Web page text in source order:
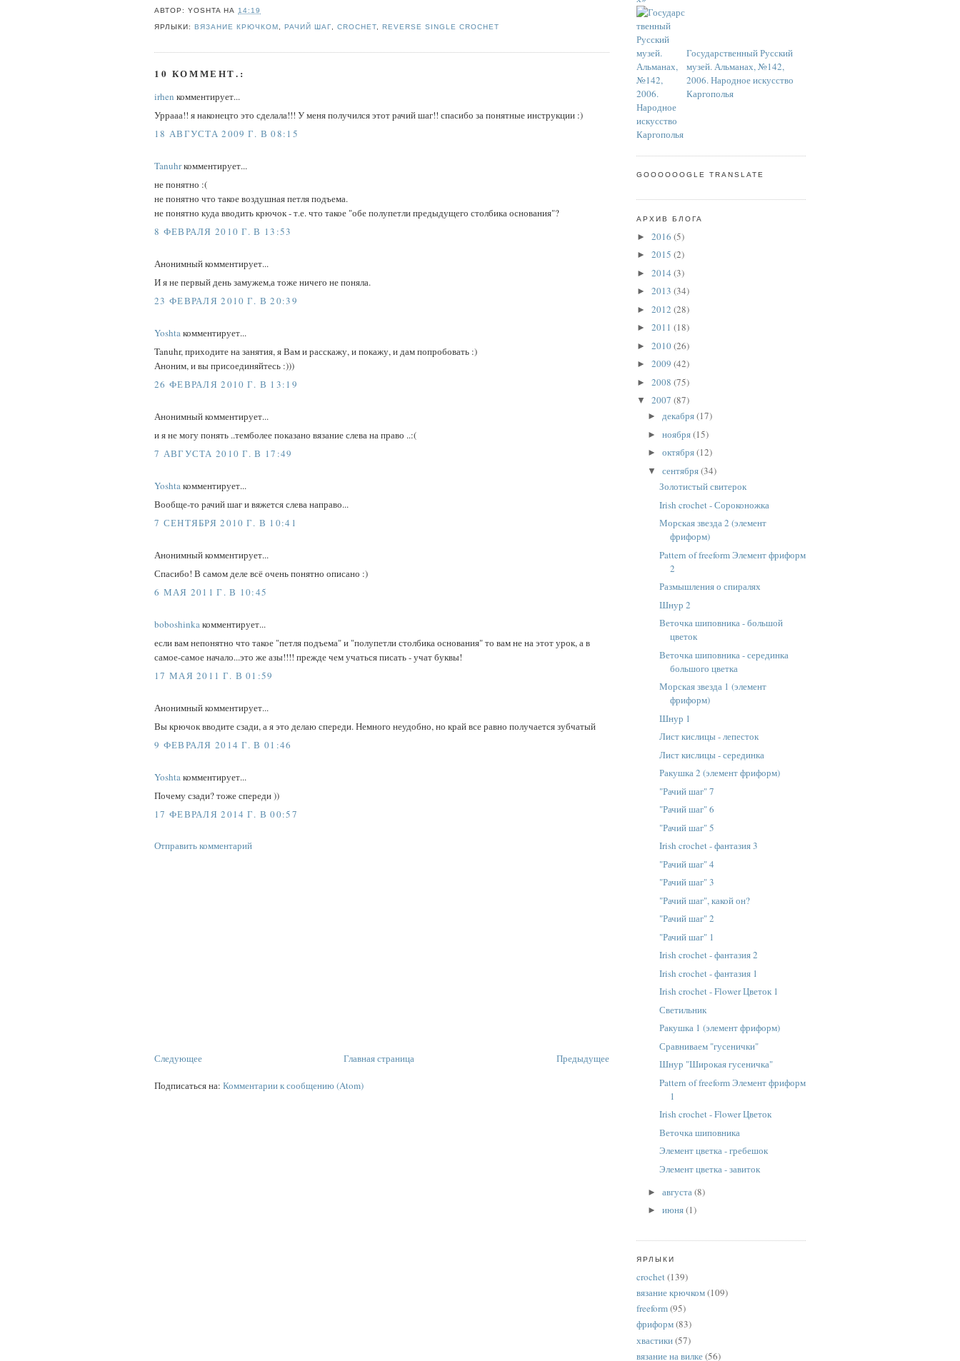
АВТОР:YOSHTA НА 14:19
ЯРЛЫКИ: ВЯЗАНИЕ КРЮЧКОМ , РАЧИЙ ШАГ, CROCHET, REVERSE SINGLE CROCHET
10 КОММЕНТ.:
irhen комментирует...
Уррааа!! я наконецто это сделала!!! У меня получился этот рачий шаг!! спасибо за понятные инструкции :)
18 АВГУСТА 2009 Г. В 08:15
Tanuhrкомментирует...
не понятно :(
не понятно что такое воздушная петля подъема.
не понятно куда вводить крючок - т.е. что такое "обе полупетли предыдущего столбика основания"?
8 ФЕВРАЛЯ 2010 Г. В 13:53
Анонимный комментирует...
И я не первый день замужем,а тоже ничего не поняла.
23 ФЕВРАЛЯ 2010 Г. В 20:39
Yoshtaкомментирует...
Tanuhr, приходите на занятия, я Вам и расскажу, и покажу, и дам попробовать :)
Аноним, и вы присоединяйтесь :)))
26 ФЕВРАЛЯ 2010 Г. В 13:19
Анонимный комментирует...
и я не могу понять ..темболее показано вязание слева на право ..:(
7 АВГУСТА 2010 Г. В 17:49
Yoshtaкомментирует...
Вообще-то рачий шаг и вяжется слева направо...
7 СЕНТЯБРЯ 2010 Г. В 10:41
Анонимный комментирует...
Спасибо! В самом деле всё очень понятно описано :)
6 МАЯ 2011 Г. В 10:45
boboshinkaкомментирует...
если вам непонятно что такое "петля подъема" и "полупетли столбика основания" то вам не на этот урок, а в
самое-самое начало...это же азы!!!! прежде чем учаться писать - учат буквы!
17 МАЯ 2011 Г. В 01:59
Анонимный комментирует...
Вы крючок вводите сзади, а я это делаю спереди. Немного неудобно, но край все равно получается зубчатый
9 ФЕВРАЛЯ 2014 Г. В 01:46
Yoshtaкомментирует...
Почему сзади? тоже спереди ))
17 ФЕВРАЛЯ 2014 Г. В 00:57
Отправить комментарий
Следующее Предыдущее
Главная страница
Подписаться на: Комментарии к сообщению (Atom)
Государственный Русский
музей. Альманах, №142,
2006. Народное искусство
Каргополья
GOOOOOOGLE TRANSLATE
АРХИВ БЛОГА
► 2016 (5)
► 2015 (2)
► 2014 (3)
► 2013 (34)
► 2012 (28)
► 2011 (18)
► 2010(26)
► 2009 (42)
► 2008 (75)
▼ 2007 (87)
►декабря(17)
►ноября(15)
►октября(12)
▼сентября(34)
Золотистый свитерок
Irish crochet - Сороконожка
Морская звезда 2 (элемент
фриформ)
Pattern of freeform Элемент фриформ
2
Размышления о спиралях
Шнур 2
Веточка шиповника - большой
цветок
Веточка шиповника - серединка
большого цветка
Морская звезда 1 (элемент
фриформ)
Шнур 1
Лист кислицы - лепесток
Лист кислицы - серединка
Ракушка 2 (элемент фриформ)
"Рачий шаг" 7
"Рачий шаг" 6
"Рачий шаг" 5
Irish crochet - фантазия 3
"Рачий шаг" 4
"Рачий шаг" 3
"Рачий шаг", какой он?
"Рачий шаг" 2
"Рачий шаг" 1
Irish crochet - фантазия 2
Irish crochet - фантазия 1
Irish crochet - Flower Цветок 1
Светильник
Ракушка 1 (элемент фриформ)
Сравниваем "гусенички"
Шнур "Широкая гусеничка"
Pattern of freeform Элемент фриформ
1
Irish crochet - Flower Цветок
Веточка шиповника
Элемент цветка - гребешок
Элемент цветка - завиток
►августа(8)
►июня(1)
ЯРЛЫКИ
crochet(139)
вязание крючком(109)
freeform(95)
фриформ(83)
хвастики(57)
вязание на вилке(56)